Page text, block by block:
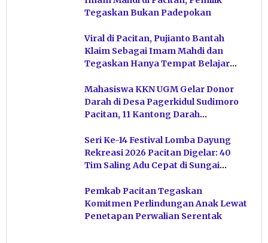
Tegaskan Bukan Padepokan
Viral di Pacitan, Pujianto Bantah
Klaim Sebagai Imam Mahdi dan
Tegaskan Hanya Tempat Belajar
Mahasiswa KKN UGM Gelar Donor
Darah di Desa Pagerkidul Sudimoro
Pacitan, 11 Kantong Darah
Seri Ke-14 Festival Lomba Dayung
Rekreasi 2026 Pacitan Digelar: 40
Tim Saling Adu Cepat di Sungai
Pemkab Pacitan Tegaskan
Komitmen Perlindungan Anak Lewat
Penetapan Perwalian Serentak